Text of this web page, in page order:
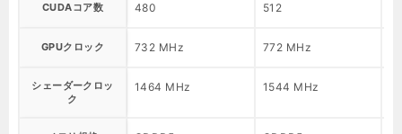
CUDAコア数 480 512
GPUクロック 732 MHz 772 MHz
シェーダークロッ
ク
1464 MHz 1544 MHz